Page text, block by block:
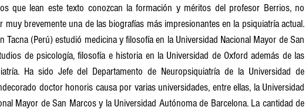
que lean este texto conozcan la formación y méritos del profesor Berrios, no
muy brevemente una de las biografías más impresionantes en la psiquiatría actual.
Tacna (Perú) estudió medicina y filosofía en la Universidad Nacional Mayor de San
de psicología, filosofía e historia en la Universidad de Oxford además de las
Ha sido Jefe del Departamento de Neuropsiquiatría de la Universidad de
doctor honoris causa por varias universidades, entre ellas, la Universidad
Mayor de San Marcos y la Universidad Autónoma de Barcelona. La cantidad de